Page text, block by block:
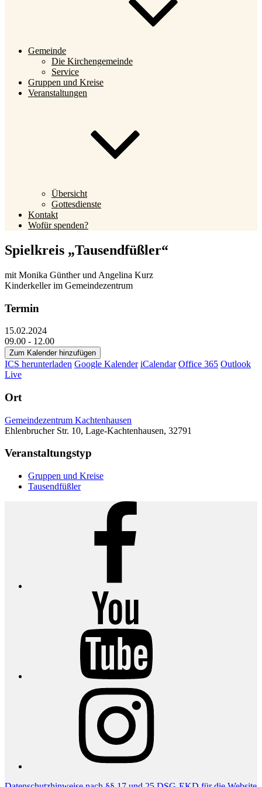
Gemeinde
Die Kirchengemeinde
Service
Gruppen und Kreise
Veranstaltungen
Übersicht
Gottesdienste
Kontakt
Wofür spenden?
Spielkreis „Tausendfüßler“
mit Monika Günther und Angelina Kurz
Kinderkeller im Gemeindezentrum
Termin
15.02.2024
09.00 - 12.00
Zum Kalender hinzufügen
ICS herunterladen Google Kalender iCalendar Office 365 Outlook
Live
Ort
Gemeindezentrum Kachtenhausen
Ehlenbrucher Str. 10, Lage-Kachtenhausen, 32791
Veranstaltungstyp
Gruppen und Kreise
Tausendfüßler